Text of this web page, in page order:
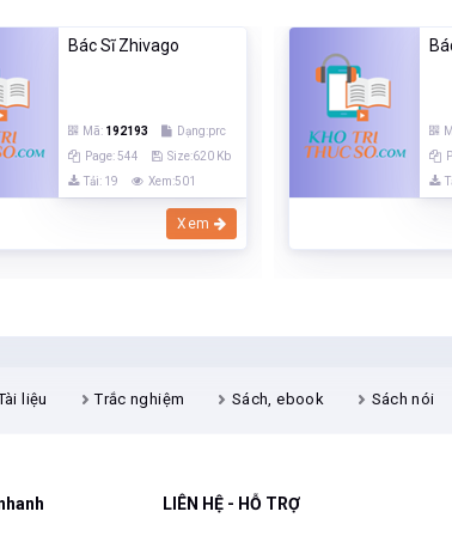
Bác Sĩ Zhivago
Mã: 192193
Dạng:prc
Page: 544
Size:620 Kb
Tải: 19
Xem:501
Xem
liệu Trắc nghiệm Sách, ebook Sách nói
LIÊN HỆ - HỖ TRỢ